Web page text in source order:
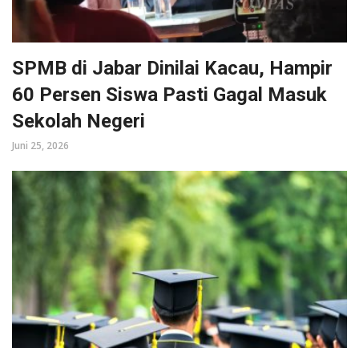
SPMB di Jabar Dinilai Kacau, Hampir
60 Persen Siswa Pasti Gagal Masuk
Sekolah Negeri
Juni 25, 2026